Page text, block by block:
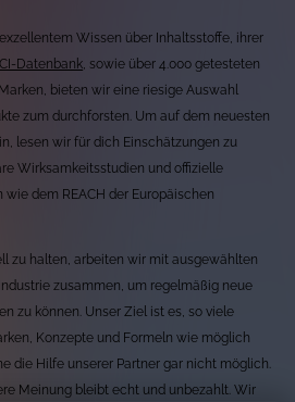
Wissen über Inhaltsstoffe, ihrer
Datenbank , sowie über 4.000 getesteten
bieten wir eine riesige Auswahl
zum durchforsten. Um auf dem neuesten
lesen wir für dich Einschätzungen zu
Wirksamkeitsstudien und offizielle
dem REACH der Europäischen
zu halten, arbeiten wir mit ausgewählten
zusammen, um regelmäßig neue
zu können. Unser Ziel ist es, so viele
Konzepte und Formeln wie möglich
die Hilfe unserer Partner gar nicht möglich.
Meinung bleibt echt und unbezahlt. Wir